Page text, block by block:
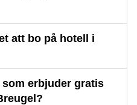
att bo på hotell i
erbjuder gratis